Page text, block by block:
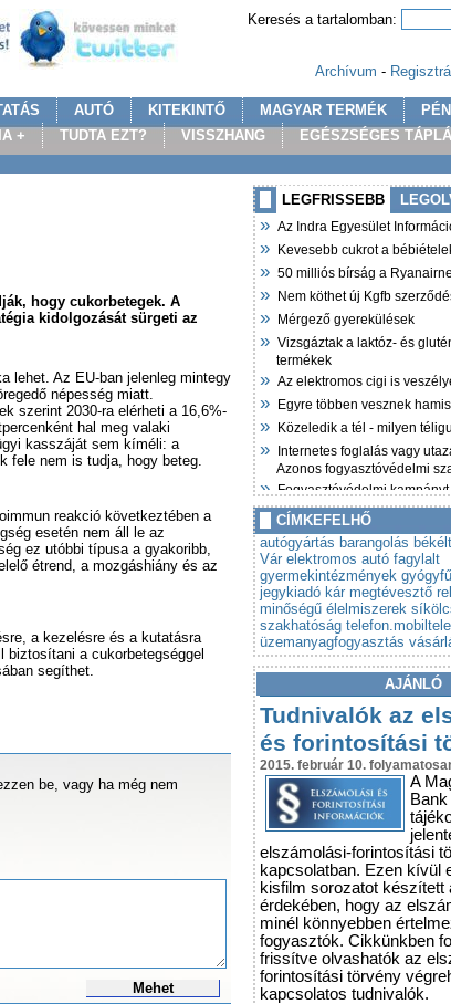
Keresés a tartalomban:
Archívum -
AUTÓ KITEKINTŐ MAGYAR TERMÉK
+ TUDTA EZT? VISSZHANG
EGÉSZSÉGES
hogy cukorbetegek. A
kidolgozását sürgeti az
lehet. Az EU-ban jelenleg mintegy
népesség miatt.
szerint 2030-ra elérheti a 16,6%-
hal meg valaki
kasszáját sem kíméli: a
fele nem is tudja, hogy beteg.
reakció következtében a
esetén nem áll le az
ez utóbbi típusa a gyakoribb,
étrend, a mozgáshiány és az
a kezelésre és a kutatásra
a cukorbetegséggel
segíthet.
be, vagy ha még nem
Mehet
LEGFRISSEBB
» Az Indra Egyesület
» Kevesebb cukrot a
» 50 milliós bírság a
» Nem köthet új Kgfb
» Mérgező gyerekülések
» Vizsgáztak a laktóz- és
termékek
» Az elektromos cigi is
» Egyre többen vesznek
» Közeledik a tél - milyen
»
Internetes foglalás vagy
Azonos fogyasztóvédelmi
» Fogyasztóvédelmi
» Autót venne? Lebuktathatja a
» Tovább szigorodnak az
vonatkozó szabályok
CÍMKEFELHŐ
autógyártás barangolás
Vár elektromos autó fagylalt
gyermekintézmények gyógyfű
jegykiadó kár megtévesztő
minőségű élelmiszerek
szakhatóság
üzemanyagfogyasztás
AJÁNLÓ
Tudnivalók az
és forintosítási
2015. február 10.
A
elszámolási-forintosítási
kapcsolatban. Ezen kívül
kisfilm sorozatot készített
érdekében, hogy az
minél könnyebben
fogyasztók. Cikkünkben
frissítve olvashatók az
forintosítási törvény
kapcsolatos tudnivalók.